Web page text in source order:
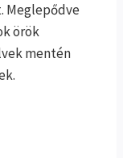
Meglepődve
örök
mentén